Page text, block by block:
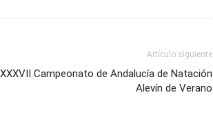
Artículo siguiente
XXXVII Campeonato de Andalucía de Natación
Alevín de Verano